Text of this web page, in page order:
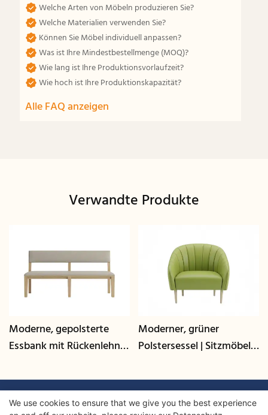
Welche Arten von Möbeln produzieren Sie?
Welche Materialien verwenden Sie?
Können Sie Möbel individuell anpassen?
Was ist Ihre Mindestbestellmenge (MOQ)?
Wie lang ist Ihre Produktionsvorlaufzeit?
Wie hoch ist Ihre Produktionskapazität?
Alle FAQ anzeigen
Verwandte Produkte
Moderne, gepolsterte
Essbank mit Rückenlehne
Gastronomie und
Gewerbe - GCON
Moderner, grüner
Polstersessel | Sitzmöbel
– GCON
We use cookies to ensure that we give you the best experience